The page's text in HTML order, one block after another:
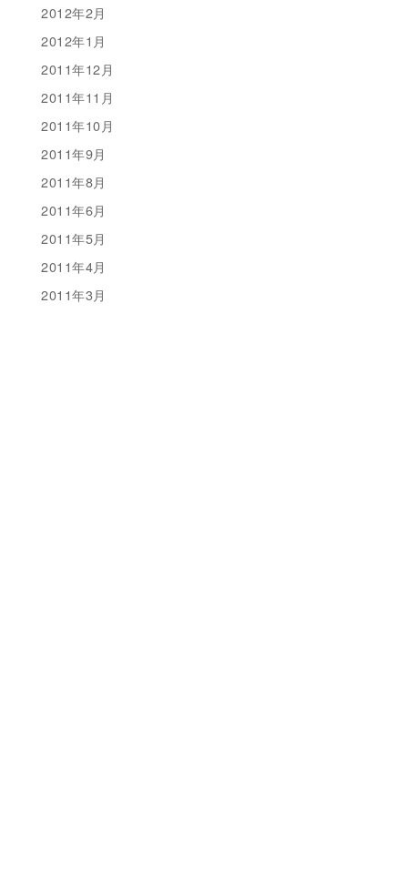
2012年2月
2012年1月
2011年12月
2011年11月
2011年10月
2011年9月
2011年8月
2011年6月
2011年5月
2011年4月
2011年3月